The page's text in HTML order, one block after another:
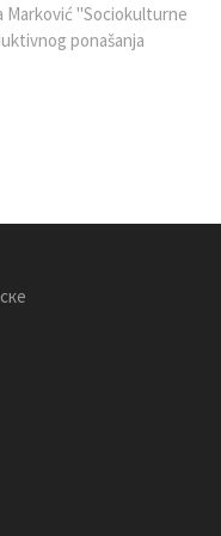
Marković "Sociokulturne
ponašanja